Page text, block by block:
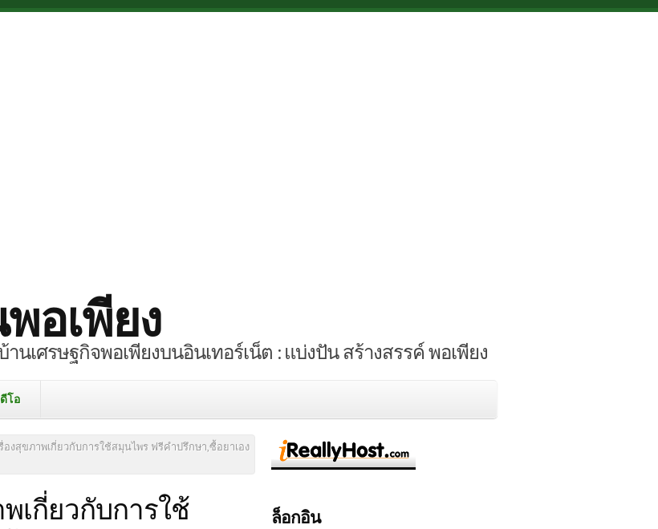
อเพียง
นเศรษฐกิจพอเพียงบนอินเทอร์เน็ต : แบ่งปัน สร้างสรรค์ พอเพียง
โอ
องสุขภาพเกี่ยวกับการใช้สมุนไพร ฟรีคำปรึกษา,ซื้อยาเอง
เกี่ยวกับการใช้
ล็อกอิน